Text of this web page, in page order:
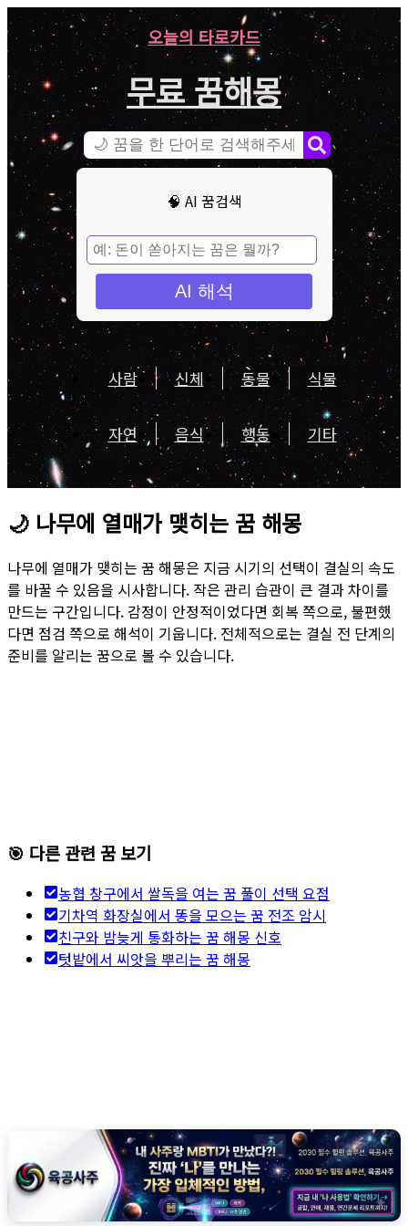
오늘의 타로카드
무료 꿈해몽
🧠 AI 꿈검색
AI 해석
사람 신체 동물 식물
자연 음식 행동 기타
🌙 나무에 열매가 맺히는 꿈 해몽
나무에 열매가 맺히는 꿈 해몽은 지금 시기의 선택이 결실의 속도
를 바꿀 수 있음을 시사합니다. 작은 관리 습관이 큰 결과 차이를
만드는 구간입니다. 감정이 안정적이었다면 회복 쪽으로, 불편했
다면 점검 쪽으로 해석이 기웁니다. 전체적으로는 결실 전 단계의
준비를 알리는 꿈으로 볼 수 있습니다.
🎯 다른 관련 꿈 보기
농협 창구에서 쌀독을 여는 꿈 풀이 선택 요점
기차역 화장실에서 똥을 모으는 꿈 전조 암시
친구와 밤늦게 통화하는 꿈 해몽 신호
텃밭에서 씨앗을 뿌리는 꿈 해몽